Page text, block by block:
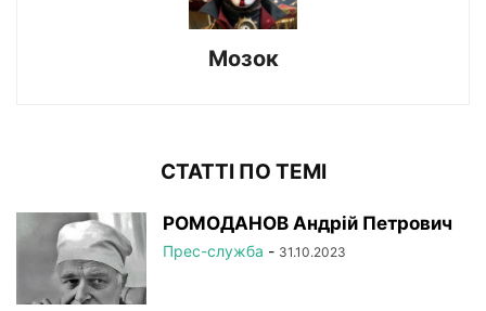
Мозок
СТАТТІ ПО ТЕМІ
РОМОДАНОВ Андрій Петрович
Прес-служба - 31.10.2023